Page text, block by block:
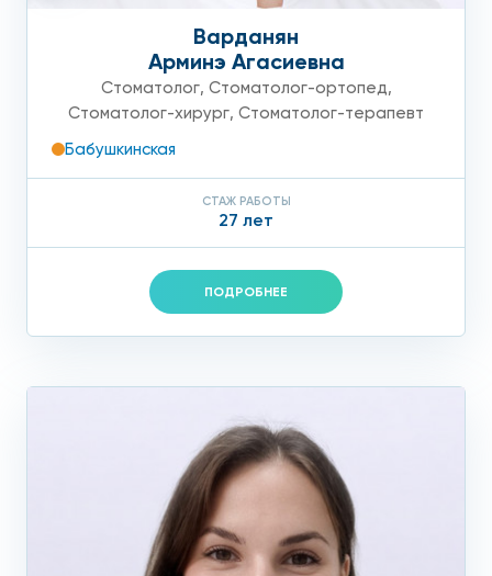
Варданян
Арминэ Агасиевна
Стоматолог, Стоматолог-ортопед,
Стоматолог-хирург, Стоматолог-терапевт
Бабушкинская
СТАЖ РАБОТЫ
27 лет
ПОДРОБНЕЕ